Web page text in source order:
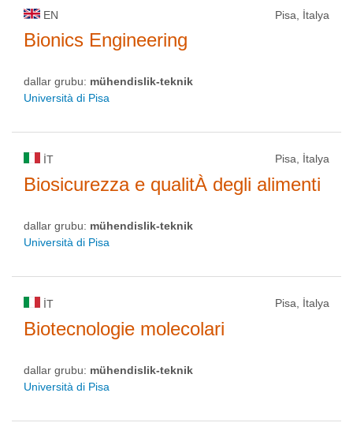
EN Pisa, İtalya
Bionics Engineering
dallar grubu: mühendislik-teknik
Università di Pisa
IT Pisa, İtalya
Biosicurezza e qualitÀ degli alimenti
dallar grubu: mühendislik-teknik
Università di Pisa
IT Pisa, İtalya
Biotecnologie molecolari
dallar grubu: mühendislik-teknik
Università di Pisa